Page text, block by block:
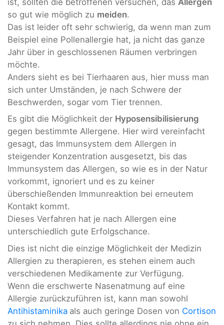
so gut wie möglich zu meiden.
Das ist leider oft sehr schwierig, da wenn man zum
Beispiel eine Pollenallergie hat, ja nicht das ganze
Jahr über in geschlossenen Räumen verbringen
möchte.
Anders sieht es bei Tierhaaren aus, hier muss man
sich unter Umständen, je nach Schwere der
Beschwerden, sogar vom Tier trennen.
Es gibt die Möglichkeit der Hyposensibilisierung
gegen bestimmte Allergene. Hier wird vereinfacht
gesagt, das Immunsystem dem Allergen in
steigender Konzentration ausgesetzt, bis das
Immunsystem das Allergen, so wie es in der Natur
vorkommt, ignoriert und es zu keiner
überschießenden Immunreaktion bei erneutem
Kontakt kommt.
Dieses Verfahren hat je nach Allergen eine
unterschiedlich gute Erfolgschance.
Dies ist nicht die einzige Möglichkeit der Medizin
Allergien zu therapieren, es stehen einem auch
verschiedenen Medikamente zur Verfügung.
Wenn die erschwerte Nasenatmung auf eine
Allergie zurückzuführen ist, kann man sowohl
Antihistaminika als auch geringe Dosen von Cortison